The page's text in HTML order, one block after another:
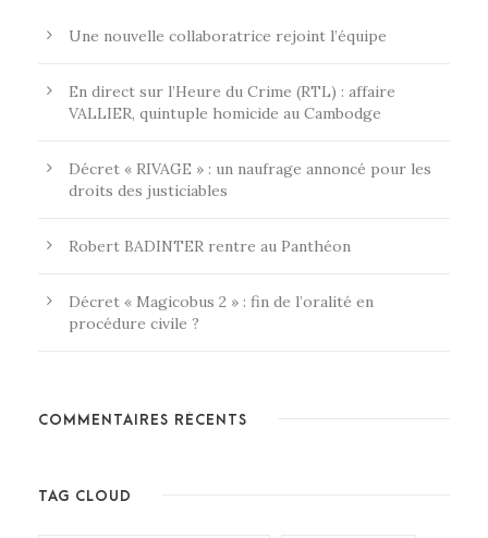
Une nouvelle collaboratrice rejoint l’équipe
En direct sur l’Heure du Crime (RTL) : affaire
VALLIER, quintuple homicide au Cambodge
Décret « RIVAGE » : un naufrage annoncé pour les
droits des justiciables
Robert BADINTER rentre au Panthéon
Décret « Magicobus 2 » : fin de l’oralité en
procédure civile ?
COMMENTAIRES RÉCENTS
TAG CLOUD